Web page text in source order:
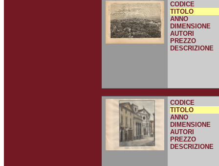
CODICE
TITOLO
ANNO
DIMENSIONE
AUTORI
PREZZO
DESCRIZIONE
CODICE
TITOLO
ANNO
DIMENSIONE
AUTORI
PREZZO
DESCRIZIONE